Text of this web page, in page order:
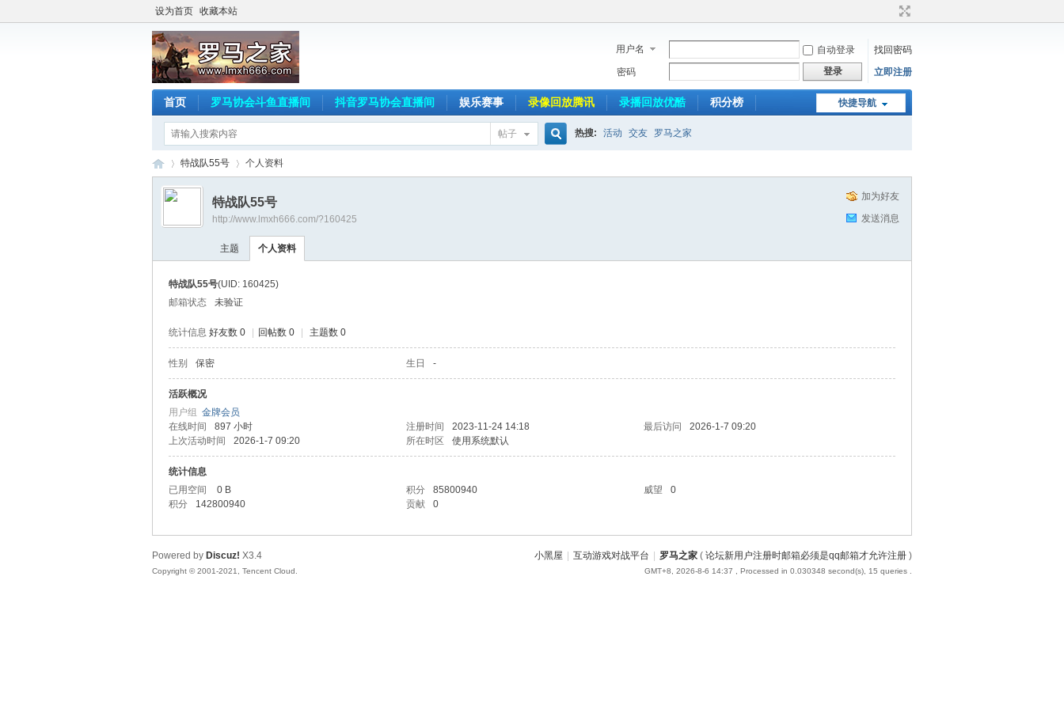
设为首页 收藏本站
用户名 自动登录
找回密码
密码
登录 立即注册
快捷导航
首页 罗马协会斗鱼直播间 抖音罗马协会直播间 娱乐赛事 录像回放腾讯 录播回放优酷 积分榜
帖子 热搜: 活动 交友 罗马之家
›
特战队55号 个人资料
加为好友
发送消息
特战队55号
http://www.lmxh666.com/?160425
主题 个人资料
特战队55号(UID: 160425)
邮箱状态
未验证
统计信息 好友数 0 回帖数 0 主题数 0
性别 保密 生日 -
活跃概况
用户组 金牌会员
在线时间
897 小时 注册时间 2023-11-24 14:18 最后访问
2026-1-7 09:20
上次活动时间
2026-1-7 09:20 所在时区 使用系统默认
统计信息
已用空间
0 B 积分 85800940 威望
0
积分
142800940 贡献 0
小黑屋 互动游戏对战平台 罗马之家 ( 论坛新用户注册时邮箱必须是qq邮箱才允许注册 )
GMT+8, 2026-8-6 14:37 , Processed in 0.030348 second(s), 15 queries .
Powered by Discuz! X3.4
Copyright © 2001-2021, Tencent Cloud.